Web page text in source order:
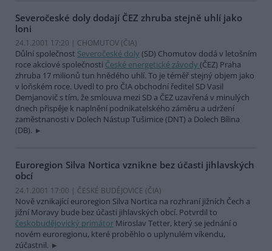
Severočeské doly dodají ČEZ zhruba stejně uhlí jako
loni
24.1.2001 17:20 | CHOMUTOV (ČIA)
Důlní společnost Severočeské doly (SD) Chomutov dodá v letošním
roce akciové společnosti České energetické závody (ČEZ) Praha
zhruba 17 milionů tun hnědého uhlí. To je téměř stejný objem jako
v loňském roce. Uvedl to pro ČIA obchodní ředitel SD Vasil
Demjanovič s tím, že smlouva mezi SD a ČEZ uzavřená v minulých
dnech přispěje k naplnění podnikatelského záměru a udržení
zaměstnanosti v Dolech Nástup Tušimice (DNT) a Dolech Bílina
(DB).
Euroregion Silva Nortica vznikne bez účasti jihlavských
obcí
24.1.2001 17:00 | ČESKÉ BUDĚJOVICE (ČIA)
Nově vznikající euroregion Silva Nortica na rozhraní jižních Čech a
jižní Moravy bude bez účasti jihlavských obcí. Potvrdil to
českobudějovický primátor Miroslav Tetter, který se jednání o
novém euroregionu, které proběhlo o uplynulém víkendu,
zúčastnil.